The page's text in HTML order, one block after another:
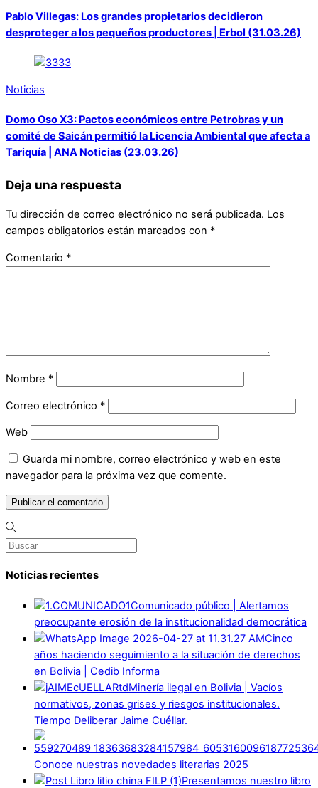
Pablo Villegas: Los grandes propietarios decidieron
desproteger a los pequeños productores | Erbol (31.03.26)
Noticias
Domo Oso X3: Pactos económicos entre Petrobras y un
comité de Saicán permitió la Licencia Ambiental que afecta a
Tariquía | ANA Noticias (23.03.26)
Deja una respuesta
Tu dirección de correo electrónico no será publicada. Los
campos obligatorios están marcados con *
Comentario *
Nombre *
Correo electrónico *
Web
Guarda mi nombre, correo electrónico y web en este
navegador para la próxima vez que comente.
Noticias recientes
Comunicado público | Alertamos
preocupante erosión de la institucionalidad democrática
Cinco
años haciendo seguimiento a la situación de derechos
en Bolivia | Cedib Informa
Minería ilegal en Bolivia | Vacíos
normativos, zonas grises y riesgos institucionales.
Tiempo Deliberar Jaime Cuéllar.
Conoce nuestras novedades literarias 2025
Presentamos nuestro libro